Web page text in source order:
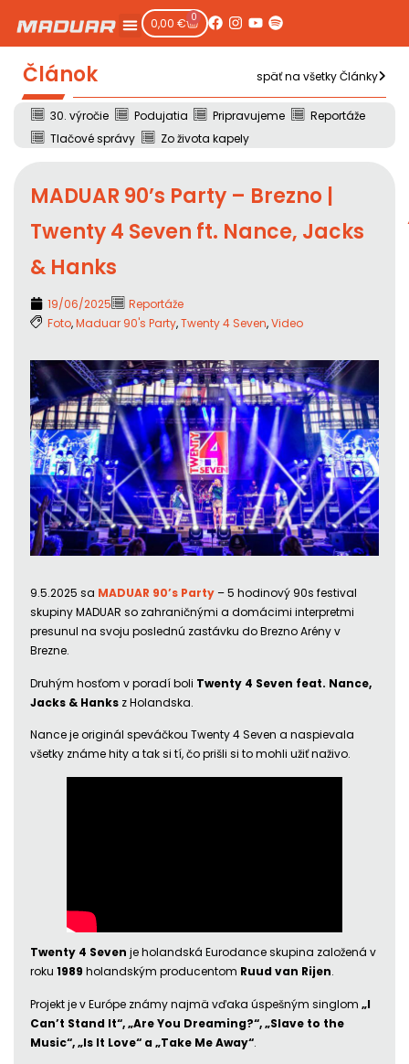
0,00 € 0
Článok späť na všetky Články
30. výročie Podujatia Pripravujeme
Reportáže
Tlačové správy
Zo života kapely
MADUAR 90’s Party – Brezno |
Twenty 4 Seven ft. Nance, Jacks
& Hanks
19/06/2025
Reportáže
Foto,Maduar 90's Party,Twenty 4 Seven,Video
9.5.2025 sa MADUAR 90’s Party – 5 hodinový 90s festival
skupiny MADUAR so zahraničnými a domácimi interpretmi
presunul na svoju poslednú zastávku do Brezno Arény v
Brezne.
Druhým hosťom v poradí boli Twenty 4 Seven feat. Nance,
Jacks & Hanks z Holandska.
Nance je originál speváčkou Twenty 4 Seven a naspievala
všetky známe hity a tak si tí, čo prišli si to mohli užiť naživo.
Twenty 4 Seven je holandská Eurodance skupina založená v
roku 1989 holandským producentom Ruud van Rijen.
Projekt je v Európe známy najmä vďaka úspešným singlom „I
Can’t Stand It“, „Are You Dreaming?“, „Slave to the
Music“, „Is It Love“ a „Take Me Away“.